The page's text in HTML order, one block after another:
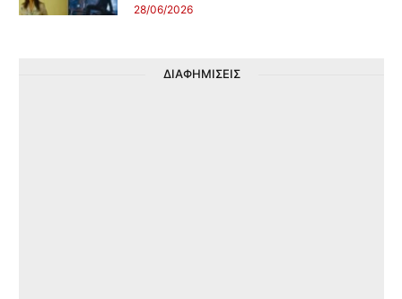
28/06/2026
ΔΙΑΦΗΜΙΣΕΙΣ